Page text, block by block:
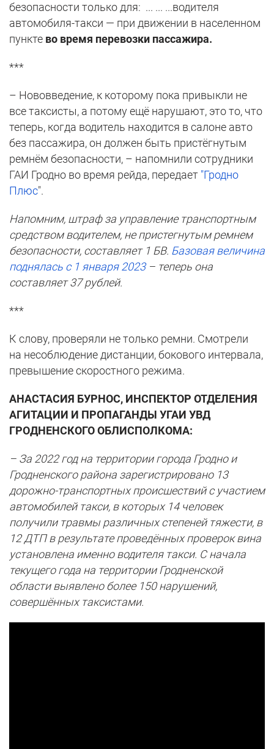
безопасности только для: ... ... ...водителя
автомобиля-такси — при движении в населенном
пункте во время перевозки пассажира.
***
– Нововведение, к которому пока привыкли не
все таксисты, а потому ещё нарушают, это то, что
теперь, когда водитель находится в салоне авто
без пассажира, он должен быть пристёгнутым
ремнём безопасности, – напомнили сотрудники
ГАИ Гродно во время рейда, передает "Гродно
Плюс".
Напомним, штраф за управление транспортным
средством водителем, не пристегнутым ремнем
безопасности, составляет 1 БВ. Базовая величина
поднялась с 1 января 2023– теперь она
составляет 37 рублей.
***
К слову, проверяли не только ремни. Смотрели
на несоблюдение дистанции, бокового интервала,
превышение скоростного режима.
АНАСТАСИЯ БУРНОС, ИНСПЕКТОР ОТДЕЛЕНИЯ
АГИТАЦИИ И ПРОПАГАНДЫ УГАИ УВД
ГРОДНЕНСКОГО ОБЛИСПОЛКОМА:
– За 2022 год на территории города Гродно и
Гродненского района зарегистрировано 13
дорожно-транспортных происшествий с участием
автомобилей такси, в которых 14 человек
получили травмы различных степеней тяжести, в
12 ДТП в результате проведённых проверок вина
установлена именно водителя такси. С начала
текущего года на территории Гродненской
области выявлено более 150 нарушений,
совершённых таксистами.